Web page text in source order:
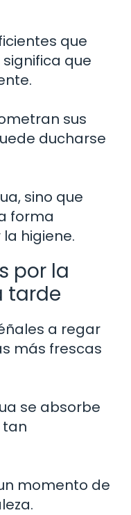
que
que
sus
ducharse
sino que
forma
higiene.
por la
tarde
a regar
más frescas
se absorbe
tan
momento de